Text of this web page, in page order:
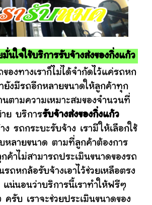
นใจใช้บริการรับจ้างส่งของกิ่งแก้ว
งเราก็ไม่ได้จำกัดไว้แค่รถหก
ยังมีรถอีกหลายขนาดให้ลูกค้าทุก
นตามความเหมาะสมของจำนวนที่
าย บริการรับจ้างส่งของกิ่งแก้ว
รถกระบะรับจ้าง เรามีให้เลือกใช้
หลายขนาด ตามที่ลูกค้าต้องการ
ค้าไม่สามารถประเมินขนาดของรถ
รถหกล้อรับจ้างเอาไว้ช่วยเหลือตรง
น่นอนว่าบริการนี้เราทำให้ฟรีๆ
ครับ เราจะช่วยประเมินขนาดของ